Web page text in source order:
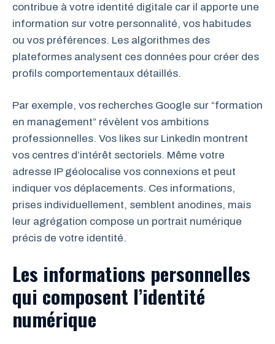
contribue à votre identité digitale car il apporte une
information sur votre personnalité, vos habitudes
ou vos préférences. Les algorithmes des
plateformes analysent ces données pour créer des
profils comportementaux détaillés.
Par exemple, vos recherches Google sur “formation
en management” révèlent vos ambitions
professionnelles. Vos likes sur LinkedIn montrent
vos centres d’intérêt sectoriels. Même votre
adresse IP géolocalise vos connexions et peut
indiquer vos déplacements. Ces informations,
prises individuellement, semblent anodines, mais
leur agrégation compose un portrait numérique
précis de votre identité.
Les informations personnelles
qui composent l’identité
numérique